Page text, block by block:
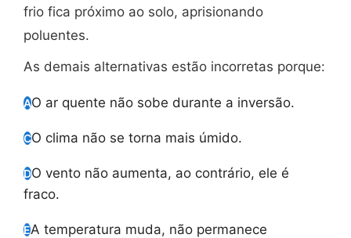
frio fica próximo ao solo, aprisionando
poluentes.
As demais alternativas estão incorretas porque:
AO ar quente não sobe durante a inversão.
CO clima não se torna mais úmido.
DO vento não aumenta, ao contrário, ele é
fraco.
EA temperatura muda, não permanece